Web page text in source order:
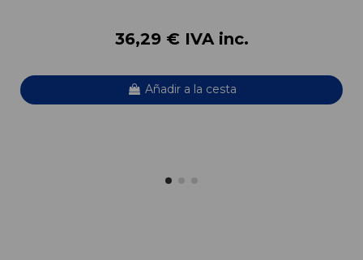
36,29 € IVA inc.
Añadir a la cesta